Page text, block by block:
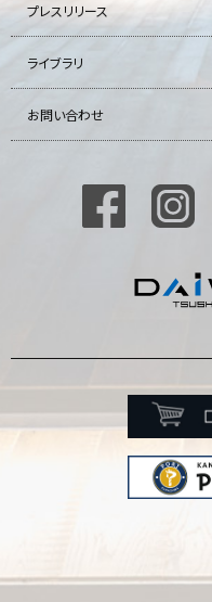
プレスリリース
ライブラリ
お問い合わせ